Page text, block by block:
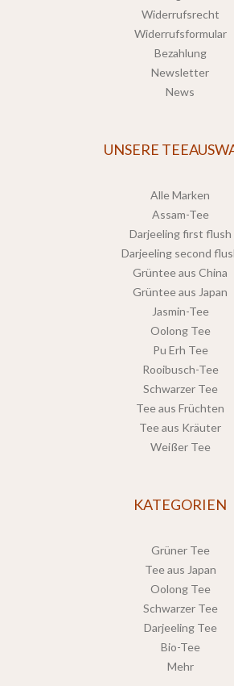
Widerrufsrecht
Widerrufsformular
Bezahlung
Newsletter
News
UNSERE
Alle Marken
Assam-Tee
Darjeeling first flush
Darjeeling second
Grüntee aus China
Grüntee aus Japan
Jasmin-Tee
Oolong Tee
Pu Erh Tee
Rooibusch-Tee
Schwarzer Tee
Tee aus Früchten
Tee aus Kräuter
Weißer Tee
KATEGORIEN
Grüner Tee
Tee aus Japan
Oolong Tee
Schwarzer Tee
Darjeeling Tee
Bio-Tee
Mehr